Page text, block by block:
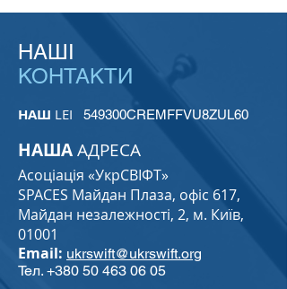
НАШІ
КОНТАКТИ
НАШ LEI 549300CREMFFVU8ZUL60
НАШААДРЕСА
Асоціація «УкрСВІФТ»
SPACES Майдан Плаза, офіс 617,
Майдан незалежності, 2, м. Київ,
01001
Email: ukrswift@ukrswift.org
Тел. +380 50 463 06 05